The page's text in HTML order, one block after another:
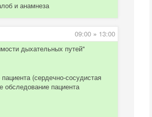
и анамнеза
09:00 » 13:00
дыхательных путей"
(сердечно-сосудистая
обследование пациента